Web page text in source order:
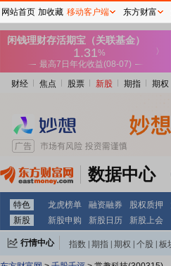
财经 焦点 股票 新股 期指 期权
数据中心
特色 龙虎榜单 融资融券 股权质押
新股
新股申购 新股日历 新股上会
行情中心 指数 期指 期权 个股 板
网站首页 加收藏 移动客户端 东方财富